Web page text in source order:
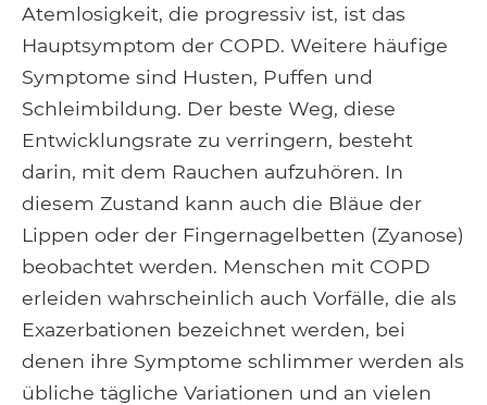
Atemlosigkeit, die progressiv ist, ist das
Hauptsymptom der COPD. Weitere häufige
Symptome sind Husten, Puffen und
Schleimbildung. Der beste Weg, diese
Entwicklungsrate zu verringern, besteht
darin, mit dem Rauchen aufzuhören. In
diesem Zustand kann auch die Bläue der
Lippen oder der Fingernagelbetten (Zyanose)
beobachtet werden. Menschen mit COPD
erleiden wahrscheinlich auch Vorfälle, die als
Exazerbationen bezeichnet werden, bei
denen ihre Symptome schlimmer werden als
übliche tägliche Variationen und an vielen